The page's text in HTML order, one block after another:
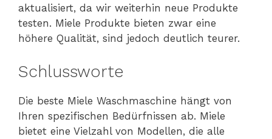
aktualisiert, da wir weiterhin neue Produkte
testen. Miele Produkte bieten zwar eine
höhere Qualität, sind jedoch deutlich teurer.
Schlussworte
Die beste Miele Waschmaschine hängt von
Ihren spezifischen Bedürfnissen ab. Miele
bietet eine Vielzahl von Modellen, die alle